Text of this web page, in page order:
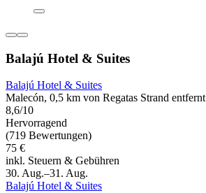
Balajú Hotel & Suites
Balajú Hotel & Suites
Malecón, 0,5 km von Regatas Strand entfernt
8,6/10
Hervorragend
(719 Bewertungen)
75 €
inkl. Steuern & Gebühren
30. Aug.–31. Aug.
Balajú Hotel & Suites